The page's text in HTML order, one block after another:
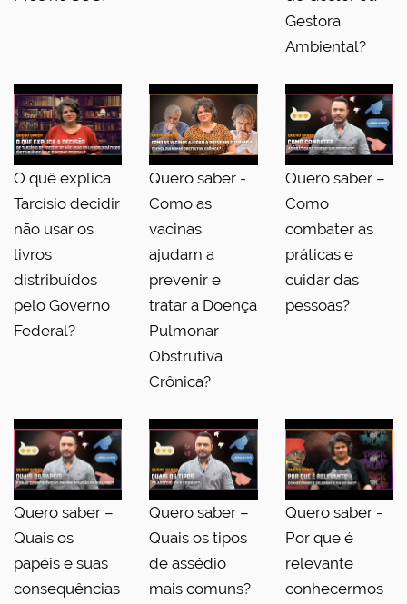
Gestora
Ambiental?
O quê explica
Tarcísio decidir
não usar os
livros
distribuídos
pelo Governo
Federal?
Quero saber -
Como as
vacinas
ajudam a
prevenir e
tratar a Doença
Pulmonar
Obstrutiva
Crônica?
Quero saber –
Como
combater as
práticas e
cuidar das
pessoas?
Quero saber –
Quais os
papéis e suas
consequências
Quero saber –
Quais os tipos
de assédio
mais comuns?
Quero saber -
Por que é
relevante
conhecermos